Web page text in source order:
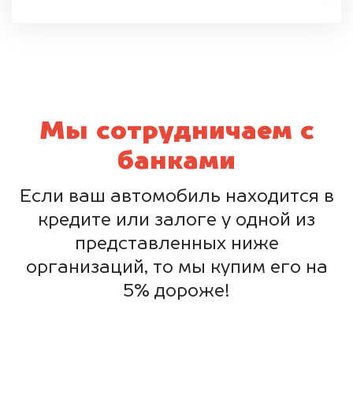
Мы сотрудничаем с
банками
Если ваш автомобиль находится в
кредите или залоге у одной из
представленных ниже
организаций, то мы купим его на
5% дороже!